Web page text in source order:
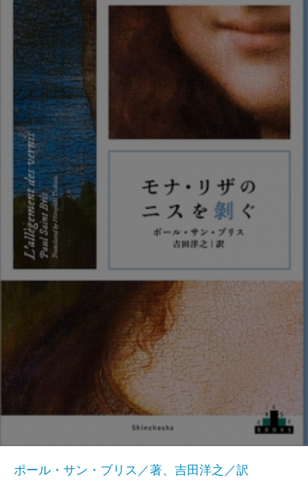
ポール・サン・ブリス／著、吉田洋之／訳